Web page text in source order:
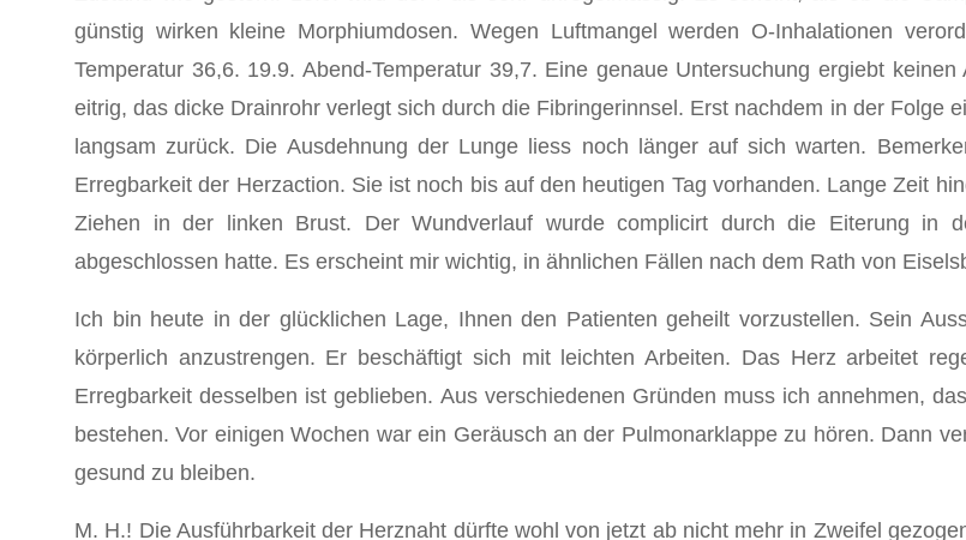
günstig wirken kleine Morphiumdosen. Wegen Luftmangel werden O-Inhalationen
Temperatur 36,6. 19.9. Abend-Temperatur 39,7. Eine genaue Untersuchung ergiebt
eitrig, das dicke Drainrohr verlegt sich durch die Fibringerinnsel. Erst nachdem in der Folge
langsam zurück. Die Ausdehnung der Lunge liess noch länger auf sich warten.
Erregbarkeit der Herzaction. Sie ist noch bis auf den heutigen Tag vorhanden. Lange Zeit
Ziehen in der linken Brust. Der Wundverlauf wurde complicirt durch die Eiterung in
abgeschlossen hatte. Es erscheint mir wichtig, in ähnlichen Fällen nach dem Rath von
Ich bin heute in der glücklichen Lage, Ihnen den Patienten geheilt vorzustellen. Sein
körperlich anzustrengen. Er beschäftigt sich mit leichten Arbeiten. Das Herz arbeitet
Erregbarkeit desselben ist geblieben. Aus verschiedenen Gründen muss ich annehmen,
bestehen. Vor einigen Wochen war ein Geräusch an der Pulmonarklappe zu hören. Dann
gesund zu bleiben.
M. H.! Die Ausführbarkeit der Herznaht dürfte wohl von jetzt ab nicht mehr in Zweifel